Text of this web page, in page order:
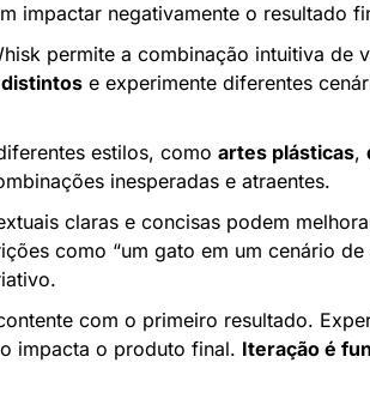
impactar negativamente o resultado
permite a combinação intuitiva de
e experimente diferentes
estilos, como artes plásticas,
inesperadas e atraentes.
claras e concisas podem
como “um gato em um cenário de
com o primeiro resultado.
impacta o produto final. Iteração é